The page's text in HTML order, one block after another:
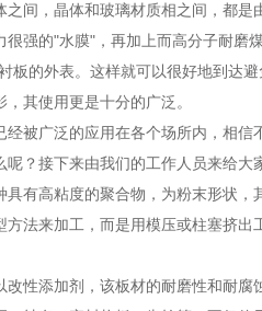
之间，晶体和玻璃材质相之间，都
很强的"水膜"，再加上而高分子耐
板的外表。这样就可以很好地到达
其使用更是十分的广泛。
经被广泛的应用在各个场所内，相
？接下来由我们的工作人员来给大
具有高粘度的聚合物，为粉末形状
法来加工，而是用模压或柱塞挤
改性添加剂，该板材的耐磨性和耐